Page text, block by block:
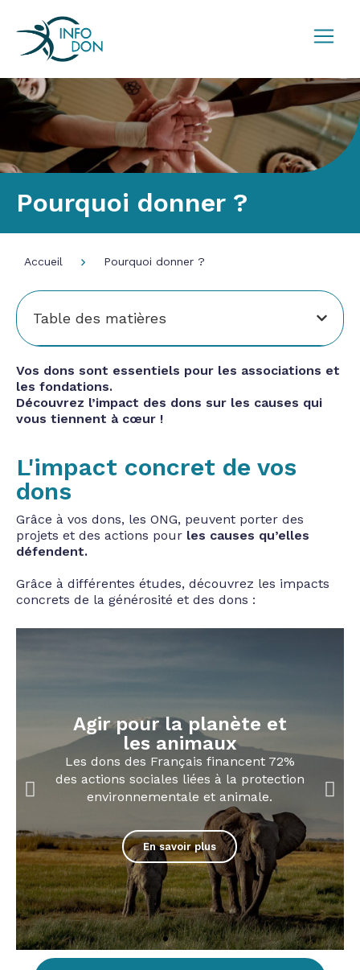
Pourquoi donner ?
Accueil Pourquoi donner ?
Table des matières
Vos dons sont essentiels pour les associations et
les fondations.
Découvrez l’impact des dons sur les causes qui
vous tiennent à cœur !
L'impact concret de vos
dons
Grâce à vos dons, les ONG, peuvent porter des
projets et des actions pour les causes qu’elles
défendent.
Grâce à différentes études, découvrez les impacts
concrets de la générosité et des dons :
Agir pour le patrimoine
et la culture
Les dons des Français financent 84 %
des missions sociales liées au
patrimoine et à la culture.
Cliquer ici